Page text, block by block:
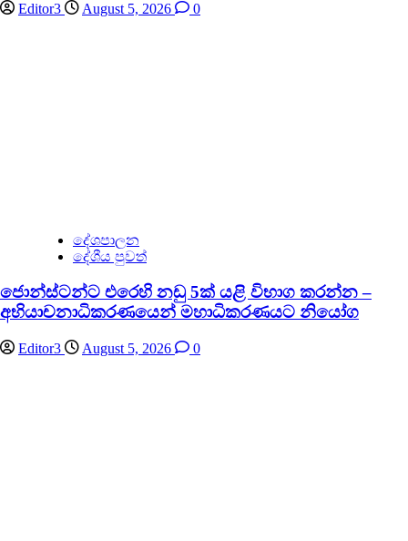
Editor3 August 5, 2026 0
දේශපාලන
දේශීය පුවත්
ජොන්ස්ටන්ට එරෙහි නඩු 5ක් යළි විභාග කරන්න –
අභියාචනාධිකරණයෙන් මහාධිකරණයට නියෝග
Editor3 August 5, 2026 0